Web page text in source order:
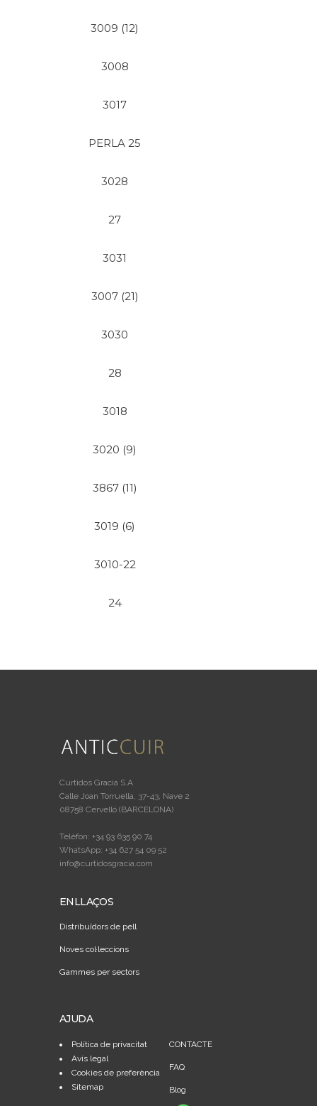
3009 (12)
3008
3017
PERLA 25
3028
27
3031
3007 (21)
3030
28
3018
3020 (9)
3867 (11)
3019 (6)
3010-22
24
Curtidos Gracia S.A
Calle Joan Torruella, 37-43, Nave 2
08758 Cervelló (BARCELONA)
Telèfon: +34 93 635 90 74
WhatsApp: +34 627 54 09 52
info@curtidosgracia.com
ENLLAÇOS
Distribuïdors de pell
Noves col·leccions
Gammes per sectors
AJUDA
Política de privacitat
Avís legal
Cookies de preferència
Sitemap
CONTACTE
FAQ
Blog